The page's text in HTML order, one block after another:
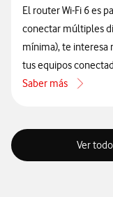
El router Wi-Fi 6 es
conectar múltiples
mínima), te interesa
tus equipos
Saber más
acerca de A quién
Ver